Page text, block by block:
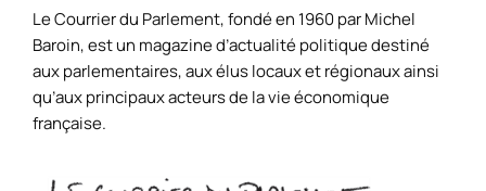
Le Courrier du Parlement, fondé en 1960 par Michel
Baroin, est un magazine d’actualité politique destiné
aux parlementaires, aux élus locaux et régionaux ainsi
qu’aux principaux acteurs de la vie économique
française.